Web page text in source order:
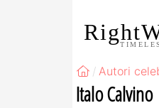
Autori
Italo Calvino